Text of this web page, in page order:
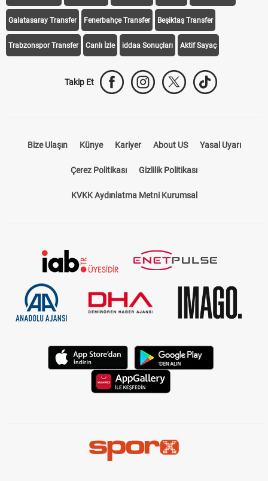
Galatasaray Transfer Fenerbahçe Transfer Beşiktaş Transfer
Trabzonspor Transfer Canlı İzle iddaa Sonuçları Aktif Sayaç
Takip Et
Bize Ulaşın Künye Kariyer About US Yasal Uyarı
Çerez Politikası Gizlilik Politikası
KVKK Aydınlatma Metni Kurumsal